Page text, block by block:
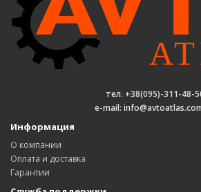
тел. +38(095)-311-48-
e-mail:
Информация
О компании
Оплата и доставка
Гарантии